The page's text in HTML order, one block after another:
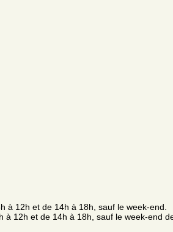
à 12h et de 14h à 18h, sauf le week-end.
à 12h et de 14h à 18h, sauf le week-end